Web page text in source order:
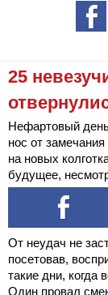
25
Нефартовый
нос от
на новых
будущее,
От неудач не
посетовав,
такие дни, когда
Один провал